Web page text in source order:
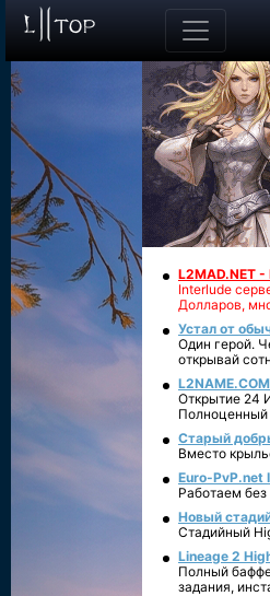
L2MAD.NET
Interlude
Долларов,
Устал от
Один герой.
открывай
Открытие 24
Полноценный
Старый
Вместо
Euro-PvP.net
Работаем
Новый
Стадийный
Lineage 2
Полный
задания,